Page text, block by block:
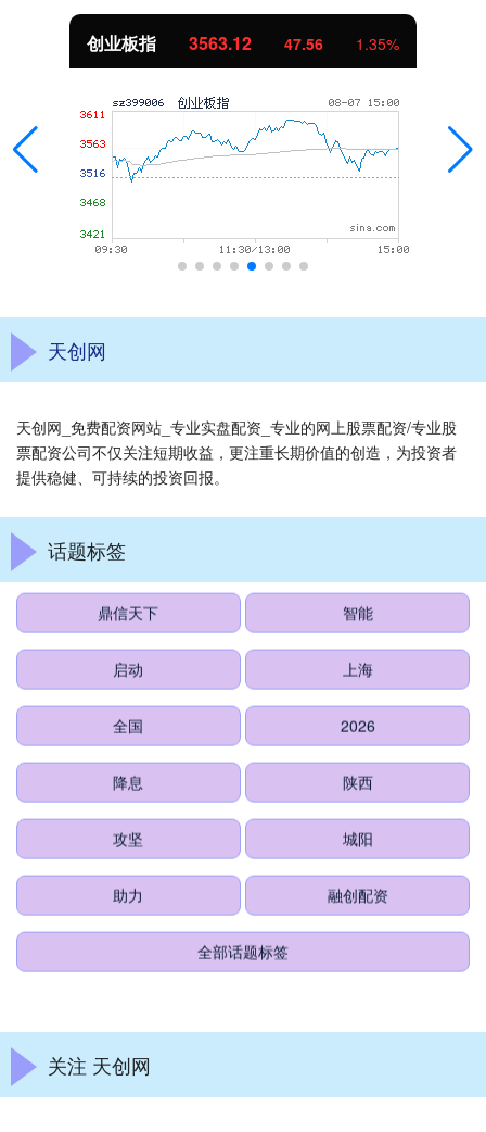
基金指数 7242.10 12.30 0.17%
天创网
天创网_免费配资网站_专业实盘配资_专业的网上股票配资/专业股
票配资公司不仅关注短期收益，更注重长期价值的创造，为投资者
提供稳健、可持续的投资回报。
话题标签
鼎信天下 智能
启动 上海
全国 2026
降息 陕西
攻坚 城阳
助力 融创配资
全部话题标签
关注 天创网